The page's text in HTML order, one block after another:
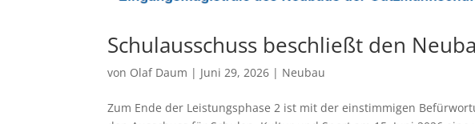
Schulausschuss beschließt den
von Olaf Daum | Juni 29, 2026 | Neubau
Zum Ende der Leistungsphase 2 ist mit der einstimmigen